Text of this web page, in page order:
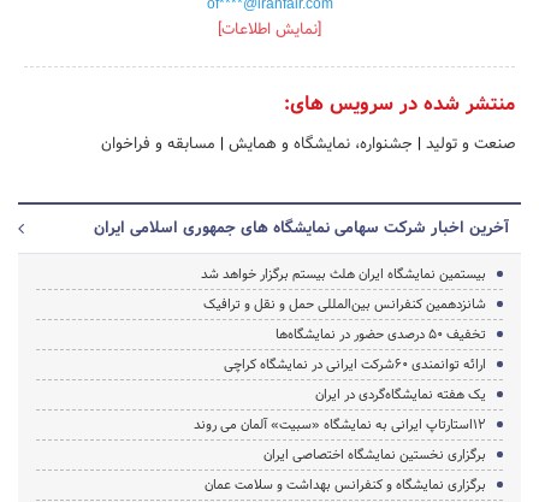
[نمایش اطلاعات]
منتشر شده در سرویس های:
صنعت و تولید | جشنواره، نمایشگاه و همایش | مسابقه و فراخوان
آخرین اخبار شرکت سهامی نمایشگاه های جمهوری اسلامی ایران
بیستمین نمایشگاه ایران هلث بیستم برگزار خواهد شد
شانزدهمین کنفرانس بین‌المللی حمل و نقل و ترافیک
تخفیف 50 درصدی حضور در نمایشگاه‌ها
ارائه توانمندی 60شرکت ایرانی در نمایشگاه کراچی
یک هفته نمایشگاه‌گردی در ایران
۱۲استارتاپ ایرانی به نمایشگاه «سبیت» آلمان می روند
برگزاری نخستین نمایشگاه اختصاصی ایران
برگزاری نمایشگاه و کنفرانس بهداشت و سلامت عمان